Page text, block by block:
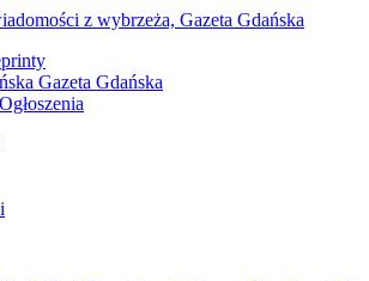
Gazeta Gdańska
Ogłoszenia